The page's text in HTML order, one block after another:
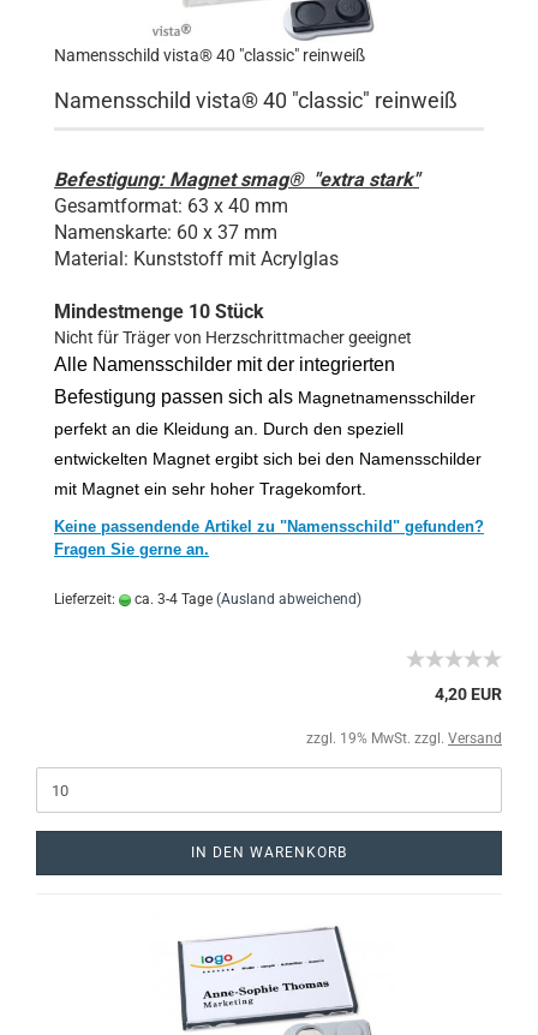
Namensschild vista® 40 "classic" reinweiß
Namensschild vista® 40 "classic" reinweiß
Befestigung: Magnet smag® "extra stark"
Gesamtformat: 63 x 40 mm
Namenskarte: 60 x 37 mm
Material: Kunststoff mit Acrylglas
Mindestmenge 10 Stück
Nicht für Träger von Herzschrittmacher geeignet
Alle Namensschilder mit der integrierten
Befestigung passen sich als Magnetnamensschilder
perfekt an die Kleidung an. Durch den speziell
entwickelten Magnet ergibt sich bei den Namensschilder
mit Magnet ein sehr hoher Tragekomfort.
Keine passendende Artikel zu "Namensschild" gefunden?
Fragen Sie gerne an.
Lieferzeit: ca. 3-4 Tage (Ausland abweichend)
4,20 EUR
zzgl. 19% MwSt. zzgl. Versand
IN DEN WARENKORB